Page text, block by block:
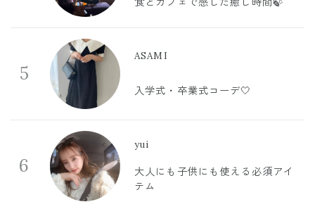
5
ASAMI
入学式・卒業式コーデ🤍
6
yui
大人にも子供にも使える必須アイ
テム